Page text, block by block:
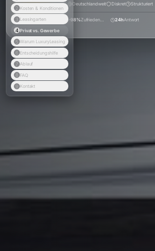
4.9(72+) Deutschlandweit Diskret Strukturiert
500+Projekte 98% Zufriedenheit 24hAntwort
2 Kosten & Konditionen
3 Leasingarten
4 Privat vs. Gewerbe
5 Warum LuxuryLeasing
6 Entscheidungshilfe
7 Ablauf
8 FAQ
9 Kontakt